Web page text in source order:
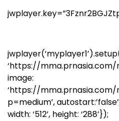
‘https://mma.prnasia.com/
image:
‘https://mma.prnasia.com/
p=medium’,
width: ‘512’, height: ‘288’});